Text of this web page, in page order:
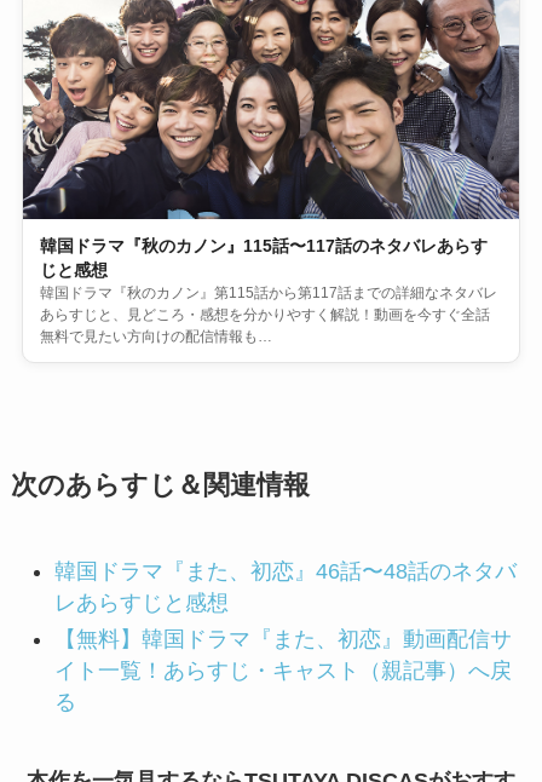
韓国ドラマ『秋のカノン』115話〜117話のネタバレあらす
じと感想
韓国ドラマ『秋のカノン』第115話から第117話までの詳細なネタバレ
あらすじと、見どころ・感想を分かりやすく解説！動画を今すぐ全話
無料で見たい方向けの配信情報も…
次のあらすじ＆関連情報
韓国ドラマ『また、初恋』46話〜48話のネタバ
レあらすじと感想
【無料】韓国ドラマ『また、初恋』動画配信サ
イト一覧！あらすじ・キャスト（親記事）へ戻
る